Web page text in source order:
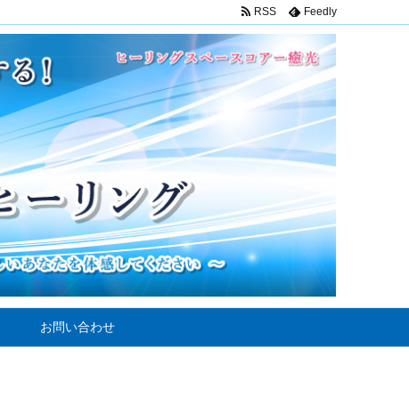
お問い合わせ
RSS Feedly